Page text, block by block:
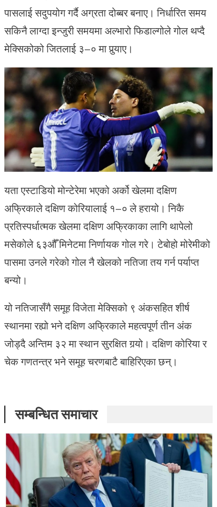
पासलाई सदुपयोग गर्दै अग्रता दोब्बर बनाए। निर्धारित समय
सकिनै लाग्दा इन्जुरी समयमा अल्भारो फिडाल्गोले गोल थप्दै
मेक्सिकोको जितलाई ३–० मा पुर्‍याए।
यता एस्टाडियो मोन्टेरेमा भएको अर्को खेलमा दक्षिण
अफ्रिकाले दक्षिण कोरियालाई १–० ले हरायो। निकै
प्रतिस्पर्धात्मक खेलमा दक्षिण अफ्रिकाका लागि थापेलो
मसेकोले ६३औँ मिनेटमा निर्णायक गोल गरे। टेबोहो मोरेमीको
पासमा उनले गरेको गोल नै खेलको नतिजा तय गर्न पर्याप्त
बन्यो।
यो नतिजासँगै समूह विजेता मेक्सिको ९ अंकसहित शीर्ष
स्थानमा रह्यो भने दक्षिण अफ्रिकाले महत्वपूर्ण तीन अंक
जोड्दै अन्तिम ३२ मा स्थान सुरक्षित गर्‍यो। दक्षिण कोरिया र
चेक गणतन्त्र भने समूह चरणबाटै बाहिरिएका छन्।
सम्बन्धित समाचार